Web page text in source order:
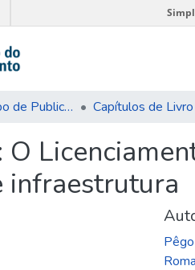
Navegar por Tipo de Publicação Capítulos de Livro
O
infraestrutura